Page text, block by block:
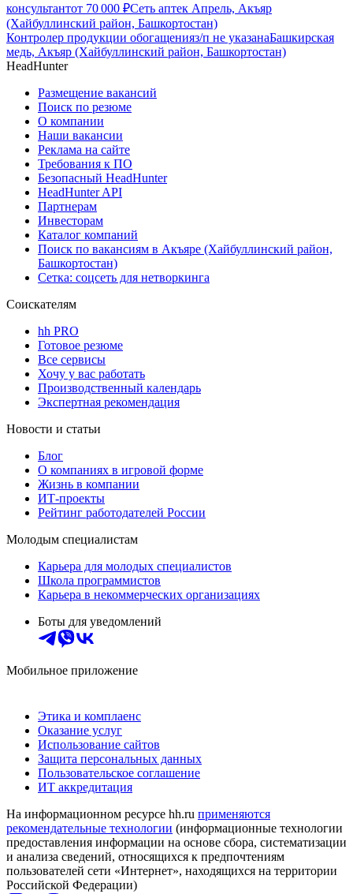
консультантот 70 000 ₽Сеть аптек Апрель, Акъяр
(Хайбуллинский район, Башкортостан)
Контролер продукции обогащенияз/п не указанаБашкирская
медь, Акъяр (Хайбуллинский район, Башкортостан)
HeadHunter
Размещение вакансий
Поиск по резюме
О компании
Наши вакансии
Реклама на сайте
Требования к ПО
Безопасный HeadHunter
HeadHunter API
Партнерам
Инвесторам
Каталог компаний
Поиск по вакансиям в Акъяре (Хайбуллинский район,
Башкортостан)
Сетка: соцсеть для нетворкинга
Соискателям
hh PRO
Готовое резюме
Все сервисы
Хочу у вас работать
Производственный календарь
Экспертная рекомендация
Новости и статьи
Блог
О компаниях в игровой форме
Жизнь в компании
ИТ-проекты
Рейтинг работодателей России
Молодым специалистам
Карьера для молодых специалистов
Школа программистов
Карьера в некоммерческих организациях
Боты для уведомлений
Мобильное приложение
Этика и комплаенс
Оказание услуг
Использование сайтов
Защита персональных данных
Пользовательское соглашение
ИТ аккредитация
На информационном ресурсе hh.ru применяются
рекомендательные технологии (информационные технологии
предоставления информации на основе сбора, систематизации
и анализа сведений, относящихся к предпочтениям
пользователей сети «Интернет», находящихся на территории
Российской Федерации)